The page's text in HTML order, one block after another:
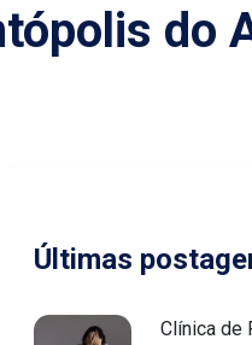
do
Últimas
Clínica de